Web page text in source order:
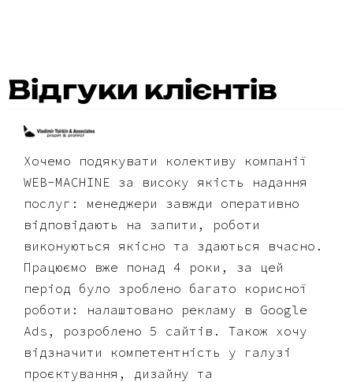
Відгуки клієнтів
Хочемо подякувати колективу компанії
WEB-MACHINE за високу якість надання
послуг: менеджери завжди оперативно
відповідають на запити, роботи
виконуються якісно та здаються вчасно.
Працюємо вже понад 4 роки, за цей
період було зроблено багато корисної
роботи: налаштовано рекламу в Google
Ads, розроблено 5 сайтів. Також хочу
відзначити компетентність у галузі
проєктування, дизайну та